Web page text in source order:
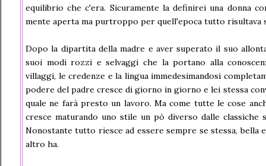
equilibrio che c'era. Sicuramente la definirei una donna
mente aperta ma purtroppo per quell'epoca tutto risultava
Dopo la dipartita della madre e aver superato il suo
suoi modi rozzi e selvaggi che la portano alla
villaggi, le credenze e la lingua immedesimandosi
podere del padre cresce di giorno in giorno e lei stessa
quale ne farà presto un lavoro. Ma come tutte le cose
cresce maturando uno stile un pò diverso dalle
Nonostante tutto riesce ad essere sempre se stessa, bella
altro ha.